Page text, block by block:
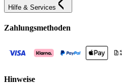
Hilfe & Services
Zahlungsmethoden
Hinweise